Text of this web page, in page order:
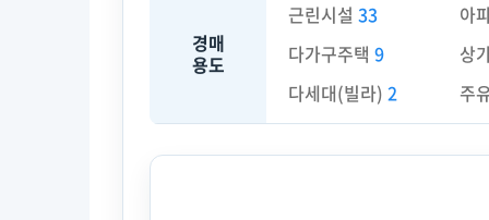
경매
용도
근린시설 33 아
다가구주택 9 상
다세대(빌라) 2 주